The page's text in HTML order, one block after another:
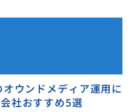
ウンドメディア運用に
社おすすめ5選